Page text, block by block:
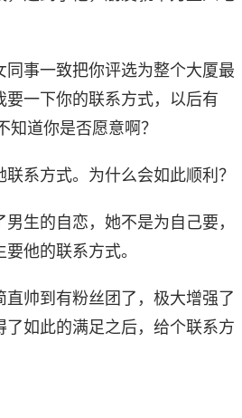
同事一致把你评选为整个大厦最
要一下你的联系方式，以后有
知道你是否愿意啊？
系方式。为什么会如此顺利？
生的自恋，她不是为自己要，
他的联系方式。
帅到有粉丝团了，极大增强了
了如此的满足之后，给个联系方